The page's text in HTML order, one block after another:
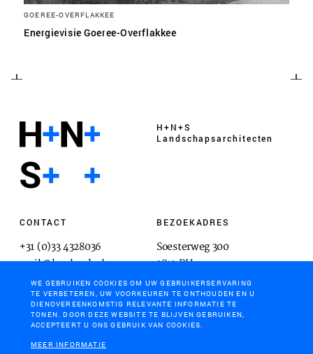
GOEREE-OVERFLAKKEE
Energievisie Goeree-Overflakkee
H+N+S
Landschaps­architecten
CONTACT
+31 (0)33 4328036
mail@hnsland.nl
BEZOEKADRES
Soesterweg 300
3812 BH
Amersfoort
POSTADRES
WE GEBRUIKEN COOKIES OM UW GEBRUIKERSERVARING
TE VERBETEREN, UW VOORKEUREN TE ONTHOUDEN EN U
DIENOVEREENKOMSTIG RELEVANTE INFORMATIE TE
TONEN. DOOR DEZE WEBSITE TE BLIJVEN GEBRUIKEN,
ACCEPTEERT U ONS GEBRUIK VAN COOKIES.
MEER INFORMATIE